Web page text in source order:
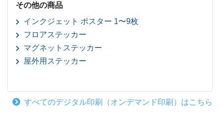
その他の商品
インクジェット ポスター 1〜9枚
フロアステッカー
マグネットステッカー
屋外用ステッカー
すべてのデジタル印刷（オンデマンド印刷）はこちら